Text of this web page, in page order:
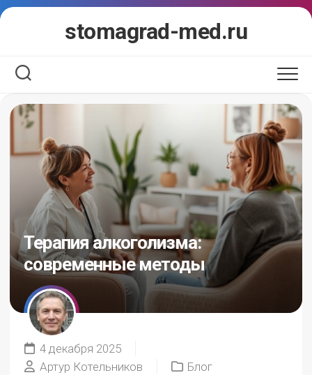
Перейти
stomagrad-med.ru
Терапия алкоголизма:
современные методы
4 декабря 2025
Артур Котельников
Блог